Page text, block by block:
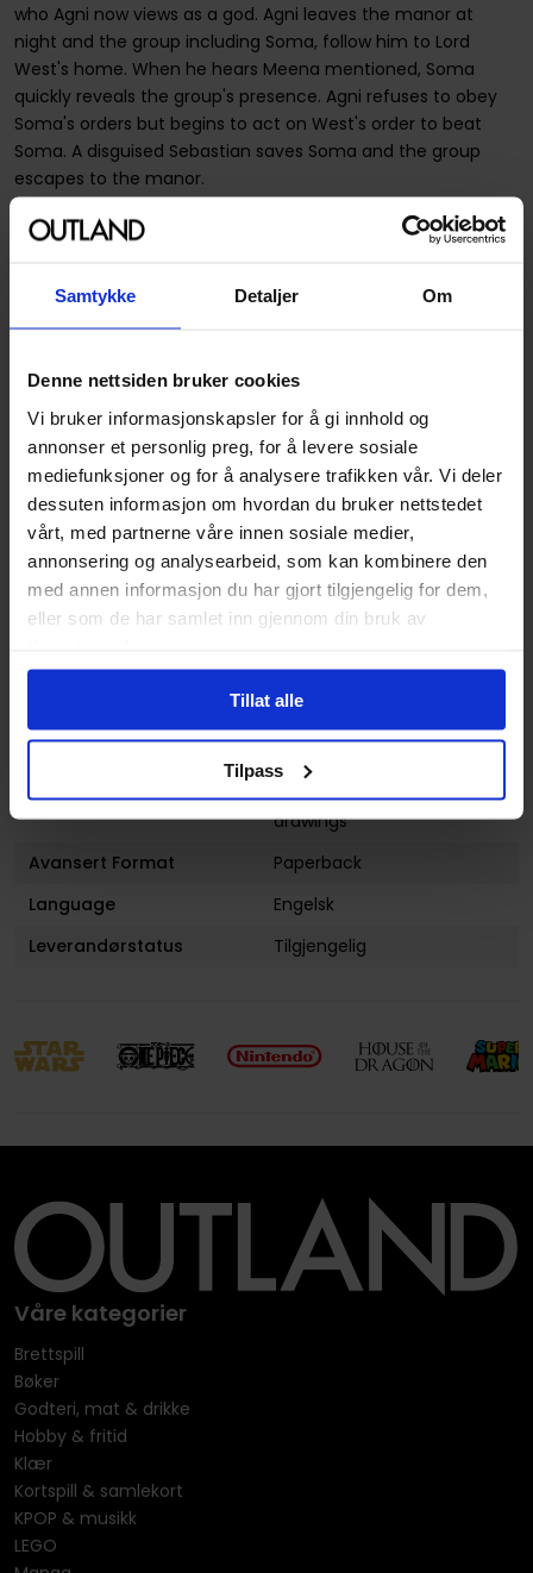
Samtykke Detaljer Om
Denne nettsiden bruker cookies
Vi bruker informasjonskapsler for å gi innhold og
annonser et personlig preg, for å levere sosiale
mediefunksjoner og for å analysere trafikken vår. Vi deler
dessuten informasjon om hvordan du bruker nettstedet
vårt, med partnerne våre innen sosiale medier,
annonsering og analysearbeid, som kan kombinere den
med annen informasjon du har gjort tilgjengelig for dem,
eller som de har samlet inn gjennom din bruk av
Tillat alle
Tilpass
who Agni now views as a god. Agni leaves the manor at
night and the group including Soma, follow him to Lord
West's home. When he hears Meena mentioned, Soma
quickly reveals the group's presence. Agni refuses to obey
Soma's orders but begins to act on West's order to beat
Soma. A disguised Sebastian saves Soma and the group
escapes to the manor.
SKU
9780316084284
Country of Manufacture
USA
Paperback
Serie
Black butler
Forfatter
Yana Toboso
Antall Sider
192
Publisher
Yen Press
(dd.mm.yyyy)
4
Illustrasjoner
Integrated: 160, b/w
drawings
Avansert Format
Paperback
Language
Engelsk
Leverandørstatus
Tilgjengelig
Våre kategorier
Brettspill
Bøker
Godteri, mat & drikke
Hobby & fritid
Klær
Kortspill & samlekort
KPOP & musikk
LEGO